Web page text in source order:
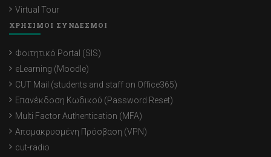
Virtual Tour
ΧΡΗΣΙΜΟΙ ΣΥΝΔΕΣΜΟΙ
Φοιτητικό Portal (SIS)
eLearning (Moodle)
CUT Mail (students and staff on Office365)
Επανέκδοση Κωδικού (Password Reset)
Multi Factor Authentication (MFA)
Απομακρυσμένη Πρόσβαση (VPN)
cut-radio